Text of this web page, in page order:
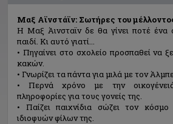
Μαξ Αϊνστάϊν: Σωτήρες του
H Μαξ Άινσταϊν δε θα γίνει ποτέ ένα
παιδί. Κι αυτό γιατί...
• Πηγαίνει στο σχολείο προσπαθεί να
κακών.
• Γνωρίζει τα πάντα για μιλά με τον
• Περνά χρόνο με την
πληροφορίες για τους γονείς της.
• Παίζει παιχνίδια σώζει τον
ιδιοφυών φίλων της.